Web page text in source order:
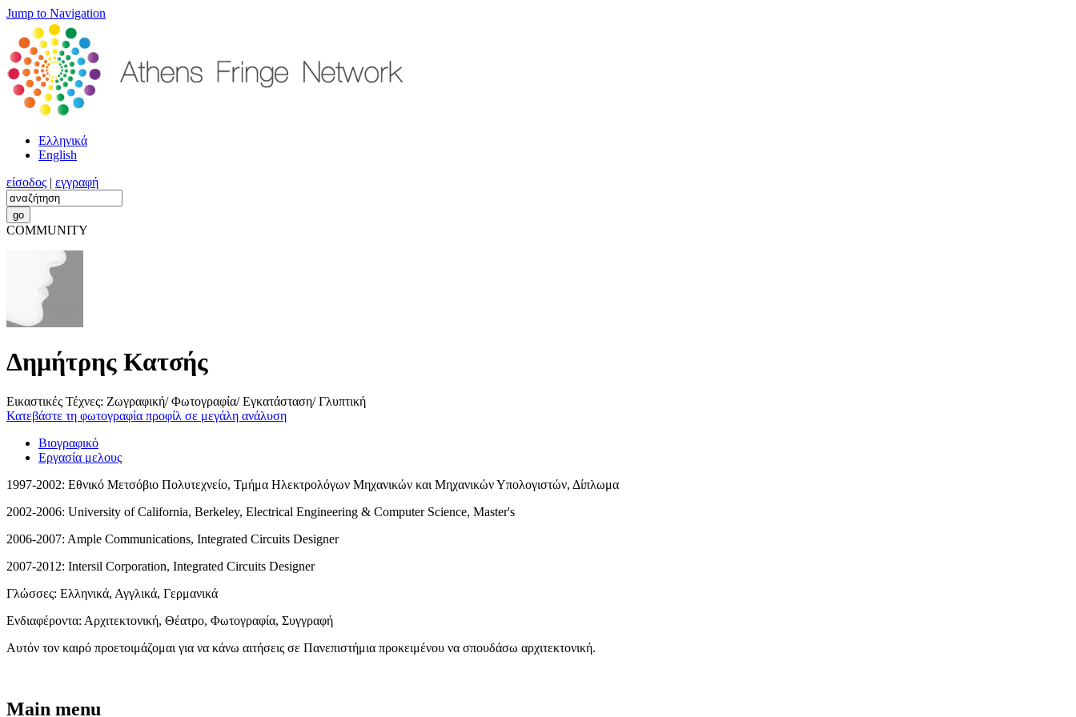
Jump to Navigation
Ελληνικά
English
είσοδος | εγγραφή
COMMUNITY
Δημήτρης Κατσής
Εικαστικές Τέχνες: Ζωγραφική/ Φωτογραφία/ Εγκατάσταση/ Γλυπτική
Κατεβάστε τη φωτογραφία προφίλ σε μεγάλη ανάλυση
Βιογραφικό
Εργασία μελους
1997-2002: Εθνικό Μετσόβιο Πολυτεχνείο, Τμήμα Ηλεκτρολόγων Μηχανικών και Μηχανικών Υπολογιστών, Δίπλωμα
2002-2006: University of California, Berkeley, Electrical Engineering & Computer Science, Master's
2006-2007: Ample Communications, Integrated Circuits Designer
2007-2012: Intersil Corporation, Integrated Circuits Designer
Γλώσσες: Ελληνικά, Αγγλικά, Γερμανικά
Ενδιαφέροντα: Αρχιτεκτονική, Θέατρο, Φωτογραφία, Συγγραφή
Αυτόν τον καιρό προετοιμάζομαι για να κάνω αιτήσεις σε Πανεπιστήμια προκειμένου να σπουδάσω αρχιτεκτονική.
Main menu